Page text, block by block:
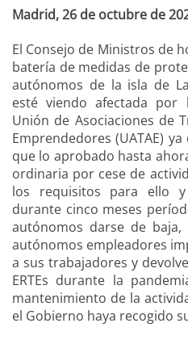
Madrid, 26 de octubre de
El Consejo de Ministros de
batería de medidas de
autónomos de la isla de
esté viendo afectada por
Unión de Asociaciones de
Emprendedores (UATAE)
que lo aprobado hasta
ordinaria por cese de
los requisitos para ello
durante cinco meses
autónomos darse de
autónomos empleadores
a sus trabajadores y
ERTEs durante la
mantenimiento de la
el Gobierno haya recogido